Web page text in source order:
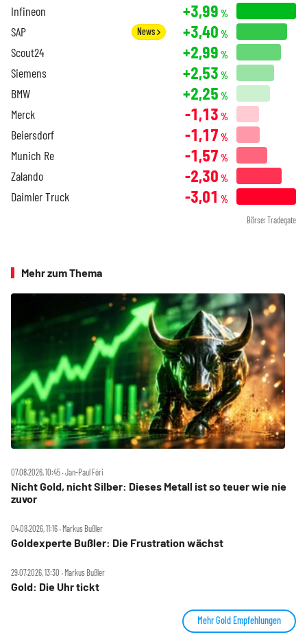
Infineon +3,99 %
SAP News +3,40 %
Scout24 +2,99 %
Siemens +2,53 %
BMW +2,25 %
Merck -1,13 %
Beiersdorf -1,17 %
Munich Re -1,57 %
Zalando -2,30 %
Daimler Truck -3,01 %
Börse: Tradegate
Mehr zum Thema
07.08.2026, 10:45 ‧ Jan-Paul Fóri
Nicht Gold, nicht Silber: Dieses Metall ist so teuer wie nie
zuvor
04.08.2026, 11:16 ‧ Markus Bußler
Goldexperte Bußler: Die Frustration wächst
29.07.2026, 13:30 ‧ Markus Bußler
Gold: Die Uhr tickt
Mehr Gold Empfehlungen